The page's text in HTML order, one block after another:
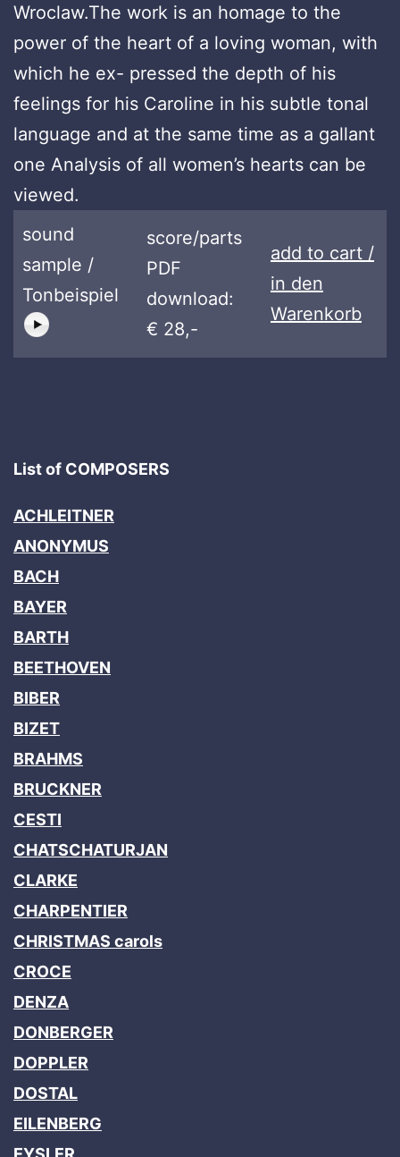
Wroclaw.The work is an homage to the
power of the heart of a loving woman, with
which he ex- pressed the depth of his
feelings for his Caroline in his subtle tonal
language and at the same time as a gallant
one Analysis of all women’s hearts can be
viewed.
sound
sample /
Tonbeispiel
score/parts
PDF
download:
€ 28,-
add to cart /
in den
Warenkorb
List of COMPOSERS
ACHLEITNER
ANONYMUS
BACH
BAYER
BARTH
BEETHOVEN
BIBER
BIZET
BRAHMS
BRUCKNER
CESTI
CHATSCHATURJAN
CLARKE
CHARPENTIER
CHRISTMAS carols
CROCE
DENZA
DONBERGER
DOPPLER
DOSTAL
EILENBERG